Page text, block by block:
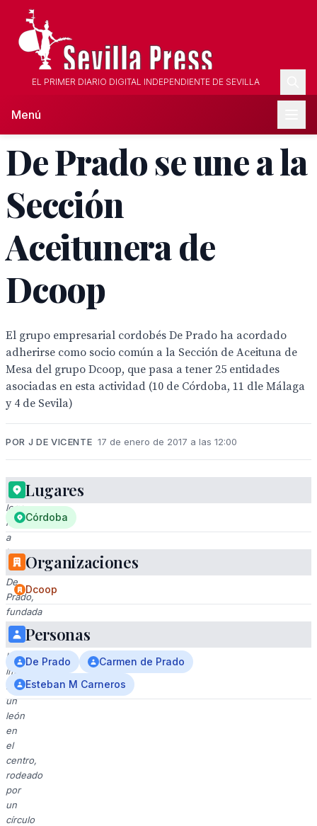
EL PRIMER DIARIO DIGITAL INDEPENDIENTE DE SEVILLA
Menú
De Prado se une a la
Sección
Aceitunera de
Dcoop
El grupo empresarial cordobés De Prado ha acordado
adherirse como socio común a la Sección de Aceituna de
Mesa del grupo Dcoop, que pasa a tener 25 entidades
asociadas en esta actividad (10 de Córdoba, 11 dle Málaga
y 4 de Sevila)
POR J DE VICENTE 17 de enero de 2017 a las 12:00
Este
logo
representa
a
la
familia
De
Prado,
fundada
en
1831.
La
imagen
muestra
un
león
en
el
centro,
rodeado
por
un
círculo
Lugares
Córdoba
Organizaciones
Dcoop
Personas
De Prado
Carmen de Prado
Esteban M Carneros